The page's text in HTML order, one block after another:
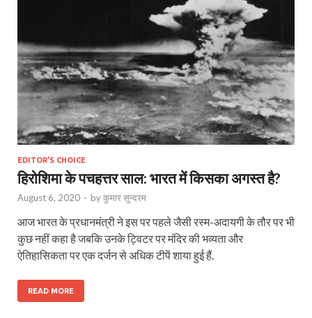
EDITOR'S CHOICE
हिरोशिमा के पचहत्तर साल: भारत में किसका अगस्त है?
August 6, 2020 - byकुमार सुन्‍दरम
आज भारत के प्रधानमंत्री ने इस पर पहले जैसी रस्म-अदायगी के तौर पर भी
कुछ नहीं कहा है जबकि उनके ट्विटर पर मंदिर की भव्यता और
ऐतिहासिकता पर एक दर्जन से अधिक टीपें शाया हुई हैं.
READ MORE